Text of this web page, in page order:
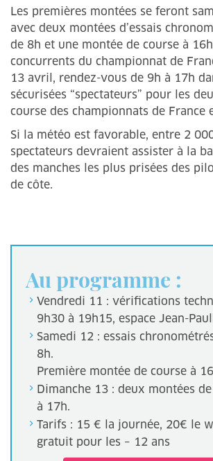
Les premières montées se feront
avec deux montées d’essais
de 8h et une montée de course à
concurrents du championnat de
13 avril, rendez-vous de 9h à 17h
sécurisées “spectateurs” pour les
course des championnats de France
Si la météo est favorable, entre 2
spectateurs devraient assister à la
des manches les plus prisées des
de côte.
Au programme :
Vendredi 11 : vérifications
9h30 à 19h15, espace Jean-
Samedi 12 : essais
8h.
Première montée de course à
Dimanche 13 : deux montées
à 17h.
Tarifs : 15 € la journée, 20€ le
gratuit pour les – 12 ans